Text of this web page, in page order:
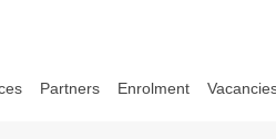
Partners Enrolment